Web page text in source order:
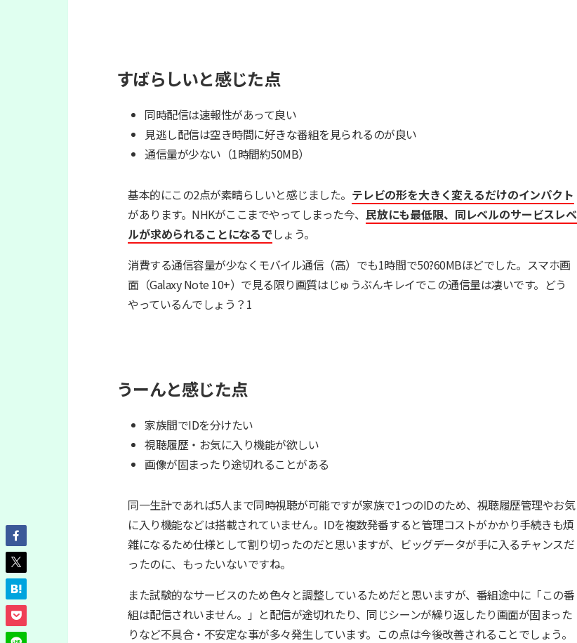
すばらしいと感じた点
同時配信は速報性があって良い
見逃し配信は空き時間に好きな番組を見られるのが良い
通信量が少ない（1時間約50MB）
基本的にこの2点が素晴らしいと感じました。 テレビの形を大きく変えるだけのインパクト
があります。NHKがここまでやってしまった今、 民放にも最低限、同レベルのサービスレベ
ルが求められることになるでしょう。
消費する通信容量が少なくモバイル通信（高）でも1時間で50?60MBほどでした。スマホ画
面（Galaxy Note 10+）で見る限り画質はじゅうぶんキレイでこの通信量は凄いです。どう
やっているんでしょう？1
うーんと感じた点
家族間でIDを分けたい
視聴履歴・お気に入り機能が欲しい
画像が固まったり途切れることがある
同一生計であれば5人まで同時視聴が可能ですが家族で1つのIDのため、視聴履歴管理やお気
に入り機能などは搭載されていません。IDを複数発番すると管理コストがかかり手続きも煩
雑になるため仕様として割り切ったのだと思いますが、ビッグデータが手に入るチャンスだ
ったのに、もったいないですね。
また試験的なサービスのため色々と調整しているためだと思いますが、番組途中に「この番
組は配信されいません。」と配信が途切れたり、同じシーンが繰り返したり画面が固まった
りなど不具合・不安定な事が多々発生しています。この点は今後改善されることでしょう。